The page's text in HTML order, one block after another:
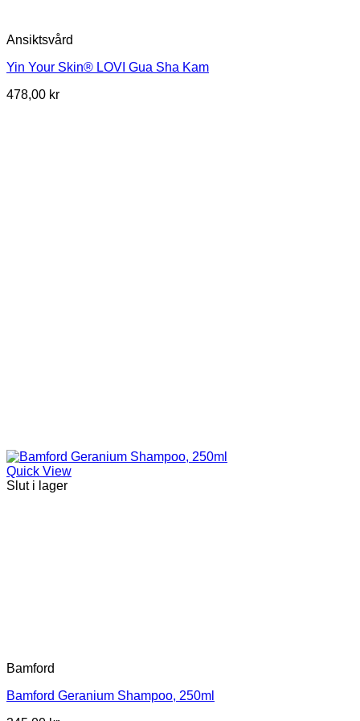
Ansiktsvård
Yin Your Skin® LOVI Gua Sha Kam
478,00 kr
Quick View
Slut i lager
Bamford
Bamford Geranium Shampoo, 250ml